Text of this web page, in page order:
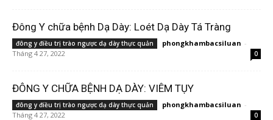
Đông Y chữa bệnh Dạ Dày: Loét Dạ Dày Tá Tràng
đông y điều trị trào ngược dạ dày thực quản phongkhambacsiluan -
Tháng 4 27, 2022
0
ĐÔNG Y CHỮA BỆNH DẠ DÀY: VIÊM TỤY
đông y điều trị trào ngược dạ dày thực quản phongkhambacsiluan -
Tháng 4 27, 2022
0